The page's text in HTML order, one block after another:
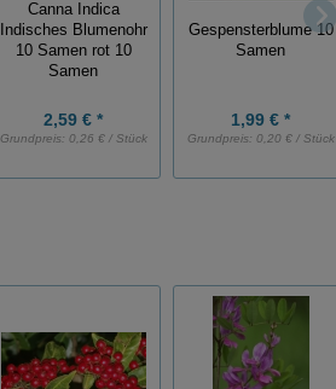
Canna Indica
Indisches Blumenohr
10 Samen rot 10
Samen
2,59 € *
Grundpreis: 0,26 € / Stück
Gespensterblume 10
Samen
1,99 € *
Grundpreis: 0,20 € / Stück